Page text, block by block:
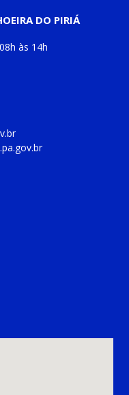
DO PIRIÁ
08h às 14h